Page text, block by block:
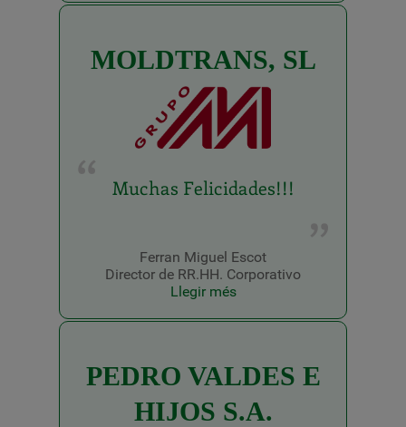
MOLDTRANS, SL
Muchas Felicidades!!!
Ferran Miguel Escot
Director de RR.HH. Corporativo
Llegir més
PEDRO VALDES E
HIJOS S.A.